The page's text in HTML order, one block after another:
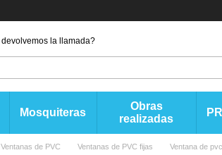
devolvemos la llamada?
Mosquiteras
Obras
realizadas
Ventanas de PVC Ventanas de PVC fijas Ventana de